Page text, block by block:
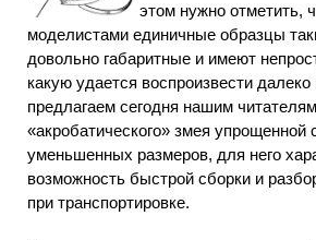
этом нужно отметить,
моделистами единичные образцы
довольно габаритные и имеют
какую удается воспроизвести
предлагаем сегодня нашим
«акробатического» змея
уменьшенных размеров, для него
возможность быстрой сборки и
при транспортировке.